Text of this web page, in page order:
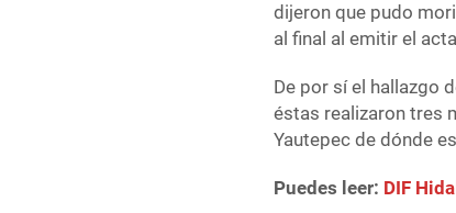
dijeron que pudo
al final al emitir el
De por sí el hallazgo
éstas realizaron tres
Yautepec de dónde
Puedes leer: DIF